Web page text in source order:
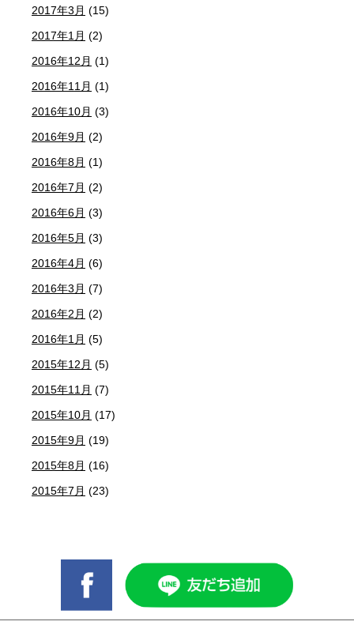
2017年3月 (15)
2017年1月 (2)
2016年12月 (1)
2016年11月 (1)
2016年10月 (3)
2016年9月 (2)
2016年8月 (1)
2016年7月 (2)
2016年6月 (3)
2016年5月 (3)
2016年4月 (6)
2016年3月 (7)
2016年2月 (2)
2016年1月 (5)
2015年12月 (5)
2015年11月 (7)
2015年10月 (17)
2015年9月 (19)
2015年8月 (16)
2015年7月 (23)